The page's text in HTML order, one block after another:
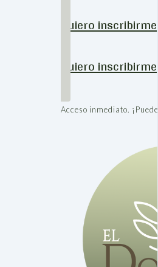
Quiero inscribirme
Quiero inscribirme
Acceso inmediato.